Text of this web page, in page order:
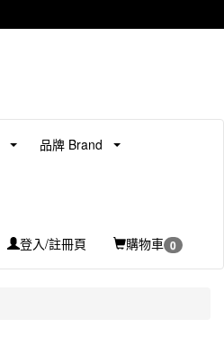
品牌 Brand
登入/註冊頁 購物車 0